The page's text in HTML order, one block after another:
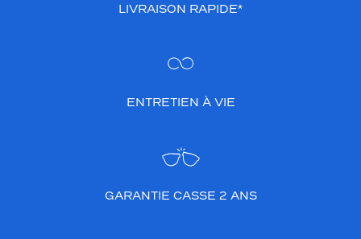
LIVRAISON RAPIDE*
ENTRETIEN À VIE
GARANTIE CASSE 2 ANS